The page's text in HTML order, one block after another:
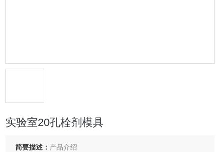
实验室20孔栓剂模具
简要描述： 产品介绍